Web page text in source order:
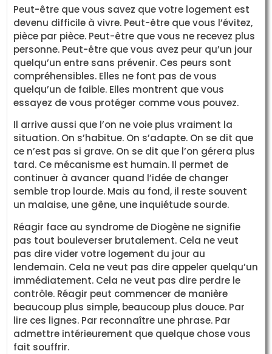
Peut-être que vous savez que votre logement est
devenu difficile à vivre. Peut-être que vous l’évitez,
pièce par pièce. Peut-être que vous ne recevez plus
personne. Peut-être que vous avez peur qu’un jour
quelqu’un entre sans prévenir. Ces peurs sont
compréhensibles. Elles ne font pas de vous
quelqu’un de faible. Elles montrent que vous
essayez de vous protéger comme vous pouvez.
Il arrive aussi que l’on ne voie plus vraiment la
situation. On s’habitue. On s’adapte. On se dit que
ce n’est pas si grave. On se dit que l’on gérera plus
tard. Ce mécanisme est humain. Il permet de
continuer à avancer quand l’idée de changer
semble trop lourde. Mais au fond, il reste souvent
un malaise, une gêne, une inquiétude sourde.
Réagir face au syndrome de Diogène ne signifie
pas tout bouleverser brutalement. Cela ne veut
pas dire vider votre logement du jour au
lendemain. Cela ne veut pas dire appeler quelqu’un
immédiatement. Cela ne veut pas dire perdre le
contrôle. Réagir peut commencer de manière
beaucoup plus simple, beaucoup plus douce. Par
lire ces lignes. Par reconnaître une phrase. Par
admettre intérieurement que quelque chose vous
fait souffrir.